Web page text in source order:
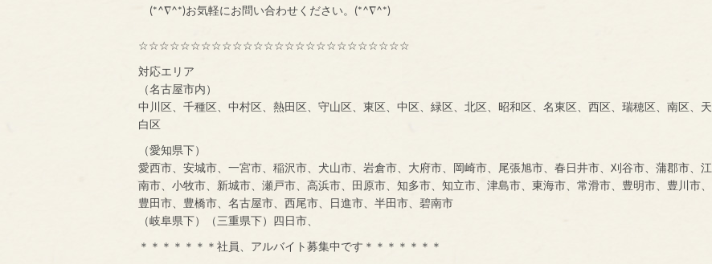
(*^∇^*)お気軽にお問い合わせください。(*^∇^*)
☆☆☆☆☆☆☆☆☆☆☆☆☆☆☆☆☆☆☆☆☆☆☆☆☆☆
対応エリア
（名古屋市内）
中川区、千種区、中村区、熱田区、守山区、東区、中区、緑区、北区、昭和区、名東区、西区、瑞穂区、南区、天
白区
（愛知県下）
愛西市、安城市、一宮市、稲沢市、犬山市、岩倉市、大府市、岡崎市、尾張旭市、春日井市、刈谷市、蒲郡市、江
南市、小牧市、新城市、瀬戸市、高浜市、田原市、知多市、知立市、津島市、東海市、常滑市、豊明市、豊川市、
豊田市、豊橋市、名古屋市、西尾市、日進市、半田市、碧南市
（岐阜県下）（三重県下）四日市、
＊＊＊＊＊＊＊社員、アルバイト募集中です＊＊＊＊＊＊＊